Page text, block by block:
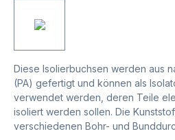
Diese Isolierbuchsen werden aus
(PA) gefertigt und können als
verwendet werden, deren Teile
isoliert werden sollen. Die
verschiedenen Bohr- und